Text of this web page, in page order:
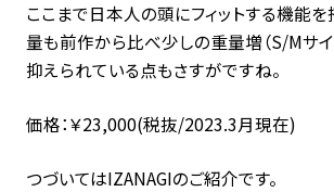
ここまで日本人の頭にフィットする機能
量も前作から比べ少しの重量増（S/Mサ
抑えられている点もさすがですね。
価格：￥23,000(税抜/2023.3月現在)
つづいてはIZANAGIのご紹介です。